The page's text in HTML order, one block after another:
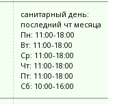
санитарный день:
последний чт месяца
Пн: 11:00-18:00
Вт: 11:00-18:00
Ср: 11:00-18:00
Чт: 11:00-18:00
Пт: 11:00-18:00
Сб: 10:00-16:00